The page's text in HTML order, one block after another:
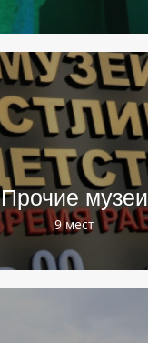
Прочие музеи
9 мест